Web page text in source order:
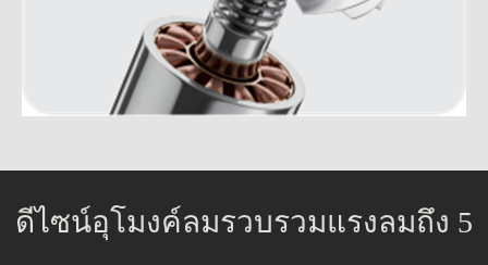
ดีไซน์อุโมงค์ลมรวบรวมแรงลมถึง 5